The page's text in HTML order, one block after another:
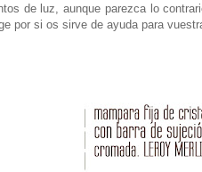
de luz, aunque parezca lo
por si os sirve de ayuda para